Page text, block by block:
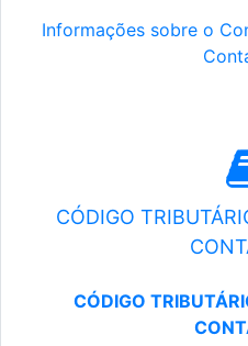
Informações sobre o
CÓDIGO
CÓDIGO